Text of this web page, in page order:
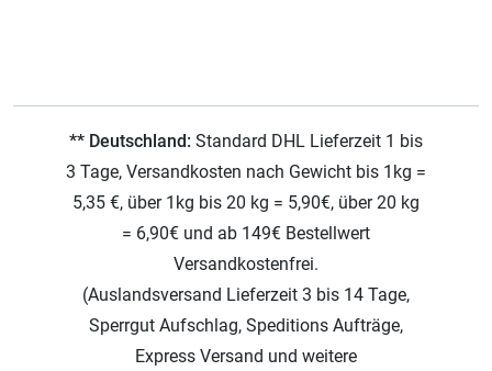
** Deutschland: Standard DHL Lieferzeit 1 bis
3 Tage, Versandkosten nach Gewicht bis 1kg =
5,35 €, über 1kg bis 20 kg = 5,90€, über 20 kg
= 6,90€ und ab 149€ Bestellwert
Versandkostenfrei.
(Auslandsversand Lieferzeit 3 bis 14 Tage,
Sperrgut Aufschlag, Speditions Aufträge,
Express Versand und weitere